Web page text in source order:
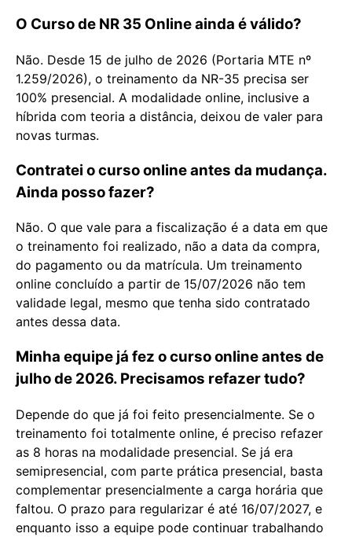
O Curso de NR 35 Online ainda é válido?
Não. Desde 15 de julho de 2026 (Portaria MTE nº
1.259/2026), o treinamento da NR-35 precisa ser
100% presencial. A modalidade online, inclusive a
híbrida com teoria a distância, deixou de valer para
novas turmas.
Contratei o curso online antes da mudança.
Ainda posso fazer?
Não. O que vale para a fiscalização é a data em que
o treinamento foi realizado, não a data da compra,
do pagamento ou da matrícula. Um treinamento
online concluído a partir de 15/07/2026 não tem
validade legal, mesmo que tenha sido contratado
antes dessa data.
Minha equipe já fez o curso online antes de
julho de 2026. Precisamos refazer tudo?
Depende do que já foi feito presencialmente. Se o
treinamento foi totalmente online, é preciso refazer
as 8 horas na modalidade presencial. Se já era
semipresencial, com parte prática presencial, basta
complementar presencialmente a carga horária que
faltou. O prazo para regularizar é até 16/07/2027, e
enquanto isso a equipe pode continuar trabalhando